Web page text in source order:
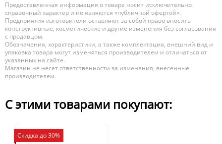
Предоставленная информация о товаре носит исключительно
справочный характер и не являются «публичной офертой».
Предприятия изготовители оставляют за собой право вносить
конструктивные, косметические и другие изменения без согласования
с продавцом.
Обозначения, характеристики, а также комплектация, внешний вид и
упаковка товара могут изменяться производителем и отличаться от
указанных на сайте.
Магазин не несет ответственности за изменения, внесенные
производителем.
С этими товарами покупают:
Скидка до 30%